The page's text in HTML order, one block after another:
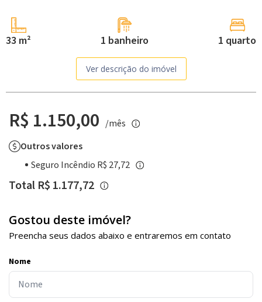
33 m² 1 banheiro 1 quarto
Ver descrição do imóvel
R$ 1.150,00 /mês
Outros valores
Seguro Incêndio R$ 27,72
Total R$ 1.177,72
Gostou deste imóvel?
Preencha seus dados abaixo e entraremos em contato
Nome